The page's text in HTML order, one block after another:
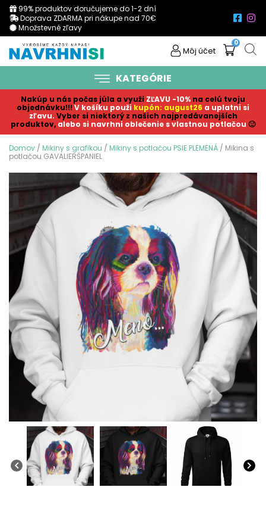
99% produktov doručujeme do 1-2 dní
Doprava ZDARMA pri nákupe nad 70€
Množstevné zľavy
Môj účet
0
KATEGÓRIE
Nakúp u nás počas júla a využi ZĽAVU -10% na celú tvoju
objednávku!!! V košíku použi kupón: august26 a uplatni si
zľavu. Vyber si niektorý z našich najpredávanejších
produktov, alebo si navrhni oblečenie s vlastnou potlačou 🙂
Domov / Mikiny s grafikou / Mikiny s potlačou PSIE PLEMENÁ / Mikina s
potlačou GAVALIERŠPANIEL